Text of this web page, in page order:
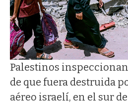
Palestinos inspeccionan
de que fuera destruida
aéreo israelí, en el sur